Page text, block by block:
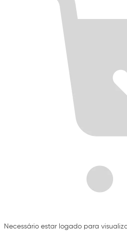
Necessário estar logado para